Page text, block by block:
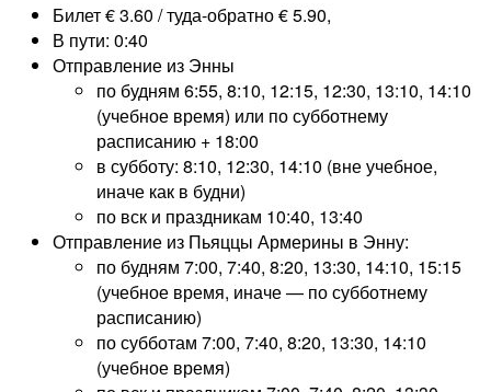
Билет € 3.60 / туда-обратно € 5.90,
В пути: 0:40
Отправление из Энны
по будням 6:55, 8:10, 12:15, 12:30, 13:10, 14:10
(учебное время) или по субботнему
расписанию + 18:00
в субботу: 8:10, 12:30, 14:10 (вне учебное,
иначе как в будни)
по вск и праздникам 10:40, 13:40
Отправление из Пьяццы Армерины в Энну:
по будням 7:00, 7:40, 8:20, 13:30, 14:10, 15:15
(учебное время, иначе — по субботнему
расписанию)
по субботам 7:00, 7:40, 8:20, 13:30, 14:10
(учебное время)